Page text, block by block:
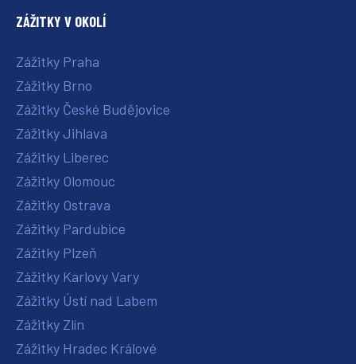
ZÁŽITKY V OKOLÍ
Zážitky Praha
Zážitky Brno
Zážitky České Budějovice
Zážitky Jihlava
Zážitky Liberec
Zážitky Olomouc
Zážitky Ostrava
Zážitky Pardubice
Zážitky Plzeň
Zážitky Karlovy Vary
Zážitky Ústí nad Labem
Zážitky Zlín
Zážitky Hradec Králové